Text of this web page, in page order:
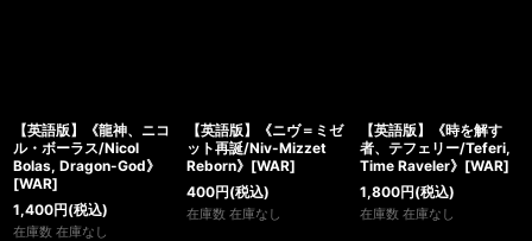
【英語版】《龍神、ニコ
ル・ボーラス/Nicol
Bolas, Dragon-God》
[WAR]
1,400円(税込)
在庫数 在庫なし
【英語版】《ニヴ＝ミゼ
ット再誕/Niv-Mizzet
Reborn》[WAR]
400円(税込)
在庫数 在庫なし
【英語版】《時を解す
者、テフェリー/Teferi,
Time Raveler》[WAR]
1,800円(税込)
在庫数 在庫なし